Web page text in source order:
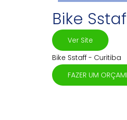
Bike
Ver Site
Bike Sstaff - Curitiba
FAZER UM